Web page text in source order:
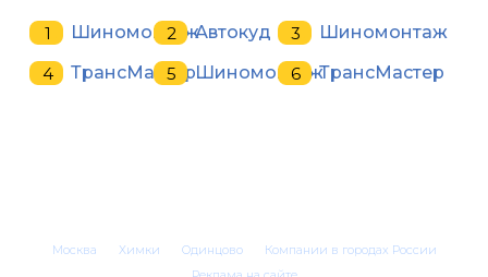
ШиномонтажАвтокуд
Шиномонтаж
ТрансМастерШиномонтажТрансМастер
Москва Химки Одинцово
Компании в городах России